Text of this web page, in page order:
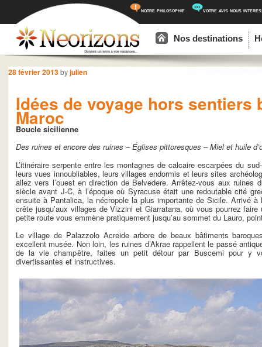
notre philosophie votre avis nous
Aller au contenu principal
Aller au contenu secondaire
Nos destinations
Navigation des articles
Idées de voyage hors sentiers
Maroc
28 février 2013byjulien
Boucle sicilienne
Des ruines et encore des ruines – Églises pittoresques – Miel et huile
L’itinéraire serpente entre les montagnes de calcaire escarpées du
leurs vues innoubliables, leurs villages endormis et leurs sites
allez vers l’ouest en direction de Belvedere. Arrêtez-vous aux ruines
siècle avant J-C, à l’époque où Syracuse était une redoutable cité
ensuite à Pantalica, la nécropole la plus importante de Sicile. Arrivé
crête jusqu’aux villages de Vizzini et Giarratana, où vous pourrez
petite route vous emmène pratiquement jusqu’au sommet du Lauro,
Le village de Palazzolo Acreide arbore de beaux bâtiments
excellent musée. Non loin, les ruines d’Akrae rappellent le passé
de la vie champêtre, faites un petit détour par Buscemi pour y
divertissantes et instructives.